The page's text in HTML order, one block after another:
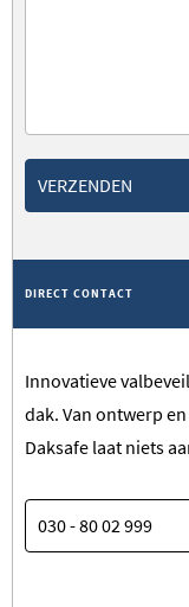
VERZENDEN
DIRECT CONTACT
Innovatieve
dak. Van ontwerp
Daksafe laat niets
030 - 80 02 999